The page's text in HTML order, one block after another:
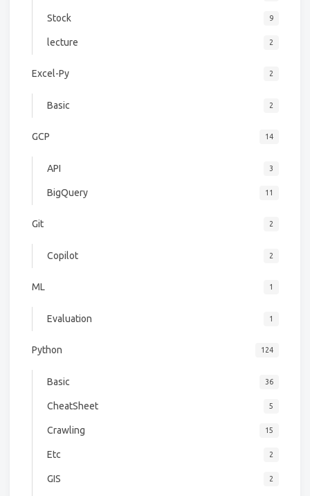
Stock 9
lecture 2
Excel-Py 2
Basic 2
GCP 14
API 3
BigQuery 11
Git 2
Copilot 2
ML 1
Evaluation 1
Python 124
Basic 36
CheatSheet 5
Crawling 15
Etc 2
GIS 2